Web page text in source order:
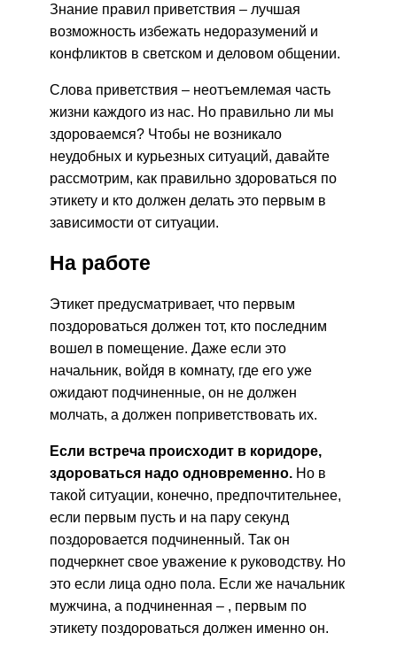
Знание правил приветствия – лучшая
возможность избежать недоразумений и
конфликтов в светском и деловом общении.
Слова приветствия – неотъемлемая часть
жизни каждого из нас. Но правильно ли мы
здороваемся? Чтобы не возникало
неудобных и курьезных ситуаций, давайте
рассмотрим, как правильно здороваться по
этикету и кто должен делать это первым в
зависимости от ситуации.
На работе
Этикет предусматривает, что первым
поздороваться должен тот, кто последним
вошел в помещение. Даже если это
начальник, войдя в комнату, где его уже
ожидают подчиненные, он не должен
молчать, а должен поприветствовать их.
Если встреча происходит в коридоре,
здороваться надо одновременно. Но в
такой ситуации, конечно, предпочтительнее,
если первым пусть и на пару секунд
поздоровается подчиненный. Так он
подчеркнет свое уважение к руководству. Но
это если лица одно пола. Если же начальник
мужчина, а подчиненная – , первым по
этикету поздороваться должен именно он.